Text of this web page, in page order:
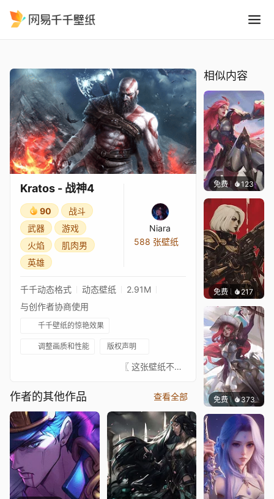
Kratos - 战神4
90
战斗
武器
游戏
火焰
肌肉男
英雄
Niara
588 张壁纸
千千动态格式 动态壁纸
2.91M
与创作者协商使用
千千壁纸的惊艳效果
调整画质和性能 版权声明
⠀⠀⠀⠀⠀⠀⠀⠀⠀⠀⠀⠀⠀⠀⠀⠀ 〖 这张壁纸不是我画的，真正的艺术家总是在 ↓这里↓。我只是为这些图片添加动画以增加趣味。请支持这位绝对出色的艺术家。如果有艺术家不希望这张壁纸出现在这里，请联系我，我会将其移除。〗⠀⠀↓↓↓↓↓↓↓⠀⠀★ 你可以在这里查看我收藏的已批准壁纸 ★⠀⠀↓↓↓↓↓↓↓⠀⠀ ⠀⠀⠀⠀⠀⠀⠀⠀⠀⠀⠀⠀⠀⠀⠀⠀⠀
作者的其他作品 查看全部
相似内容
免费 123｡
免费 217
免费 373
｡